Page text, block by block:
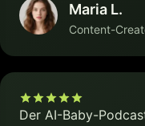
Maria L.
Content-
Der AI-Baby-